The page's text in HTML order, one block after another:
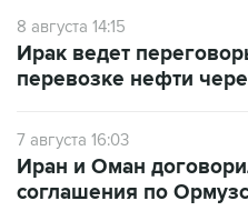
8 августа 14:15
Ирак ведет
перевозке нефти
7 августа 16:03
Иран и Оман
соглашения по